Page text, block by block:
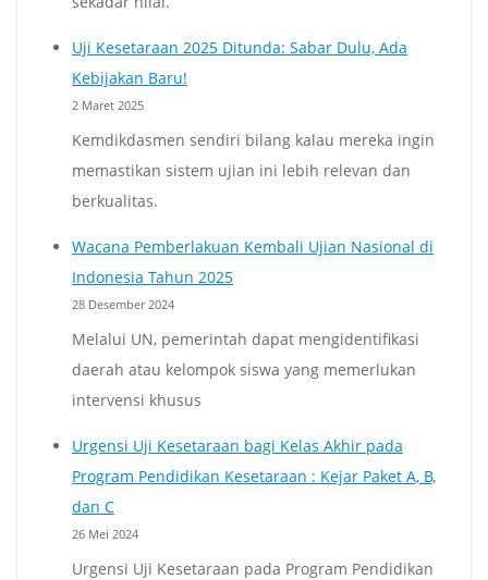
Uji Kesetaraan 2025 Ditunda: Sabar Dulu, Ada
Kebijakan Baru!
2 Maret 2025
Kemdikdasmen sendiri bilang kalau mereka ingin
memastikan sistem ujian ini lebih relevan dan
berkualitas.
Wacana Pemberlakuan Kembali Ujian Nasional di
Indonesia Tahun 2025
28 Desember 2024
Melalui UN, pemerintah dapat mengidentifikasi
daerah atau kelompok siswa yang memerlukan
intervensi khusus
Urgensi Uji Kesetaraan bagi Kelas Akhir pada
Program Pendidikan Kesetaraan : Kejar Paket A, B,
dan C
26 Mei 2024
Urgensi Uji Kesetaraan pada Program Pendidikan